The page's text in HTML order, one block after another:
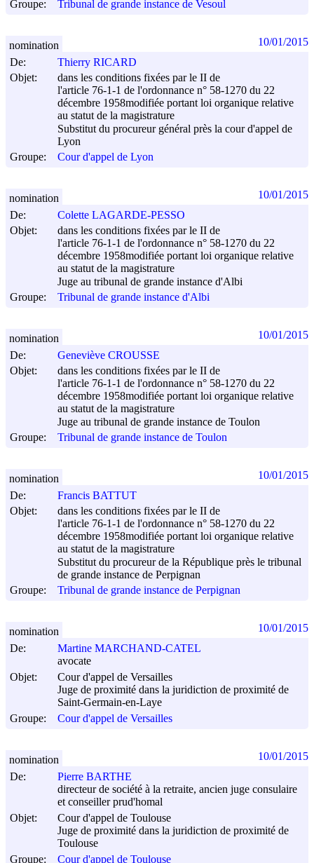
Groupe: Tribunal de grande instance de Vesoul
De:
Thierry RICARD
Objet:
dans les conditions fixées par le II de
l'article 76-1-1 de l'ordonnance n° 58-1270 du 22
décembre 1958modifiée portant loi organique relative
au statut de la magistrature
Substitut du procureur général près la cour d'appel de
Lyon
Groupe:
Cour d'appel de Lyon
nomination 10/01/2015
De:
Colette LAGARDE-PESSO
Objet:
dans les conditions fixées par le II de
l'article 76-1-1 de l'ordonnance n° 58-1270 du 22
décembre 1958modifiée portant loi organique relative
au statut de la magistrature
Juge au tribunal de grande instance d'Albi
Groupe:
Tribunal de grande instance d'Albi
nomination 10/01/2015
De:
Geneviève CROUSSE
Objet:
dans les conditions fixées par le II de
l'article 76-1-1 de l'ordonnance n° 58-1270 du 22
décembre 1958modifiée portant loi organique relative
au statut de la magistrature
Juge au tribunal de grande instance de Toulon
Groupe:
Tribunal de grande instance de Toulon
nomination 10/01/2015
De:
Francis BATTUT
Objet:
dans les conditions fixées par le II de
l'article 76-1-1 de l'ordonnance n° 58-1270 du 22
décembre 1958modifiée portant loi organique relative
au statut de la magistrature
Substitut du procureur de la République près le tribunal
de grande instance de Perpignan
Groupe:
Tribunal de grande instance de Perpignan
nomination 10/01/2015
De:
Martine MARCHAND-CATEL
avocate
Objet:
Cour d'appel de Versailles
Juge de proximité dans la juridiction de proximité de
Saint-Germain-en-Laye
Groupe:
Cour d'appel de Versailles
nomination 10/01/2015
De:
Pierre BARTHE
directeur de société à la retraite, ancien juge consulaire
et conseiller prud'homal
Objet:
Cour d'appel de Toulouse
Juge de proximité dans la juridiction de proximité de
Toulouse
Groupe:
Cour d'appel de Toulouse
nomination 10/01/2015